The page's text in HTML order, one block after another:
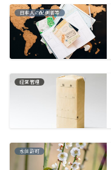
日本人の配偶者等
経営管理
永住許可